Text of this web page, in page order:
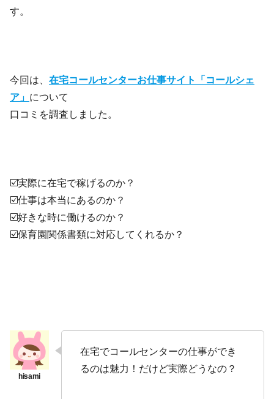
す。
今回は、 在宅コールセンターお仕事サイト「コールシェ
ア」 について
口コミを調査しました。
☑️実際に在宅で稼げるのか？
☑️仕事は本当にあるのか？
☑️好きな時に働けるのか？
☑️保育園関係書類に対応してくれるか？
在宅でコールセンターの仕事ができ
るのは魅力！だけど実際どうなの？